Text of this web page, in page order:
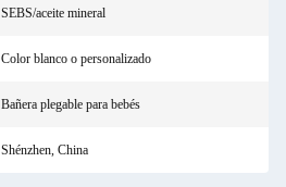
SEBS/aceite mineral
Color blanco o personalizado
Bañera plegable para bebés
Shénzhen, China